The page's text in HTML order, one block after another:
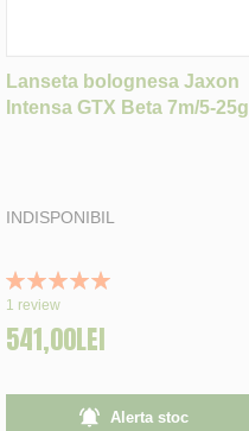
Lanseta bolognesa Jaxon
Intensa GTX Beta 7m/5-25g
INDISPONIBIL
Rating:
100%
1 review
541,00LEI
Alerta stoc